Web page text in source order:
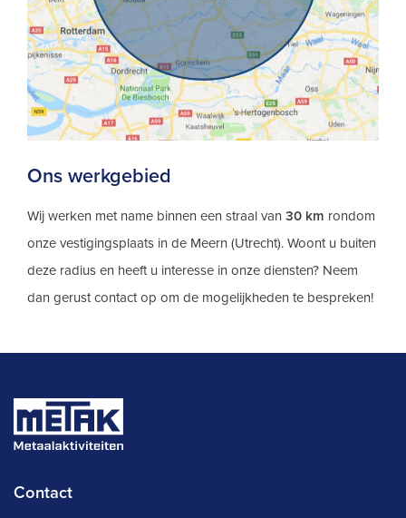
Ons werkgebied
Wij werken met name binnen een straal van30 km rondom
onze vestigingsplaats in de Meern (Utrecht). Woont u buiten
deze radius en heeft u interesse in onze diensten? Neem
dan gerust contact op om de mogelijkheden te bespreken!
Contact